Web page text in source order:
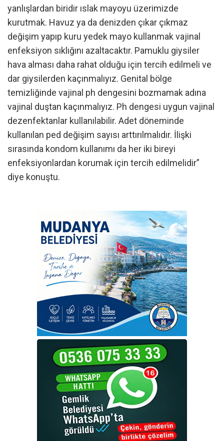
yanlışlardan biridir ıslak mayoyu üzerimizde
kurutmak. Havuz ya da denizden çıkar çıkmaz
değişim yapıp kuru yedek mayo kullanmak vajinal
enfeksiyon sıklığını azaltacaktır. Pamuklu giysiler
hava alması daha rahat olduğu için tercih edilmeli ve
dar giysilerden kaçınmalıyız. Genital bölge
temizliğinde vajinal ph dengesini bozmamak adına
vajinal duştan kaçınmalıyız. Ph dengesi uygun vajinal
dezenfektanlar kullanılabilir. Adet döneminde
kullanılan ped değişim sayısı arttırılmalıdır. İlişki
sırasında kondom kullanımı da her iki bireyi
enfeksiyonlardan korumak için tercih edilmelidir”
diye konuştu.